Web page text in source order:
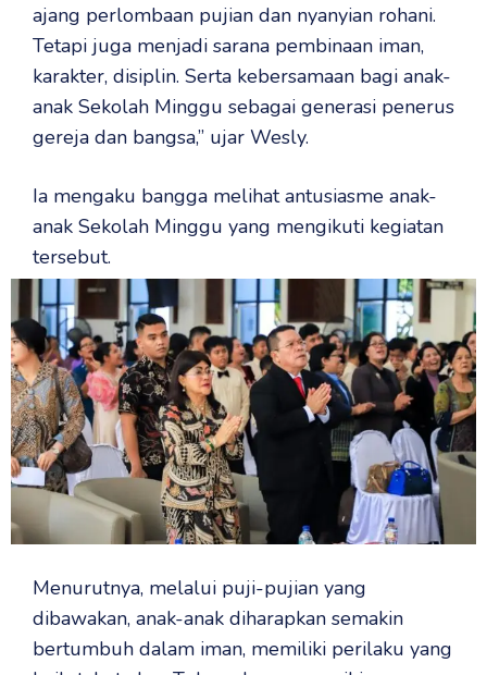
ajang perlombaan pujian dan nyanyian rohani.
Tetapi juga menjadi sarana pembinaan iman,
karakter, disiplin. Serta kebersamaan bagi anak-
anak Sekolah Minggu sebagai generasi penerus
gereja dan bangsa,” ujar Wesly.
Ia mengaku bangga melihat antusiasme anak-
anak Sekolah Minggu yang mengikuti kegiatan
tersebut.
Menurutnya, melalui puji-pujian yang
dibawakan, anak-anak diharapkan semakin
bertumbuh dalam iman, memiliki perilaku yang